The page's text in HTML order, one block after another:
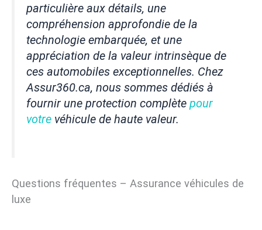
particulière aux détails, une
compréhension approfondie de la
technologie embarquée, et une
appréciation de la valeur intrinsèque de
ces automobiles exceptionnelles. Chez
Assur360.ca, nous sommes dédiés à
fournir une protection complète pour
votre véhicule de haute valeur.
Questions fréquentes – Assurance véhicules de
luxe